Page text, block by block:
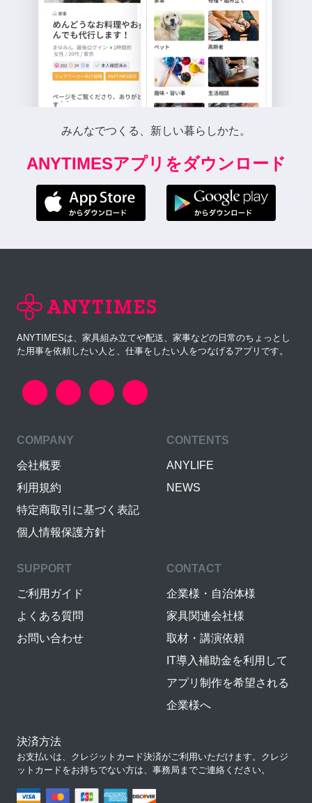
みんなでつくる、新しい暮らしかた。
ANYTIMESアプリをダウンロード
ANYTIMESは、家具組み立てや配送、家事などの日常のちょっとし
た用事を依頼したい人と、仕事をしたい人をつなげるアプリです。
COMPANY
会社概要
利用規約
特定商取引に基づく表記
個人情報保護方針
CONTENTS
ANYLIFE
NEWS
SUPPORT
ご利用ガイド
よくある質問
お問い合わせ
CONTACT
企業様・自治体様
家具関連会社様
取材・講演依頼
IT導入補助金を利用して
アプリ制作を希望される
企業様へ
決済方法
お支払いは、クレジットカード決済がご利用いただけます。クレジ
ットカードをお持ちでない方は、事務局までご連絡ください。